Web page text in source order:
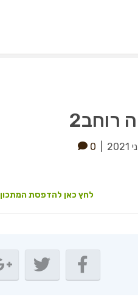
רוחב2
0
לחץ כאן להדפסת המתכון